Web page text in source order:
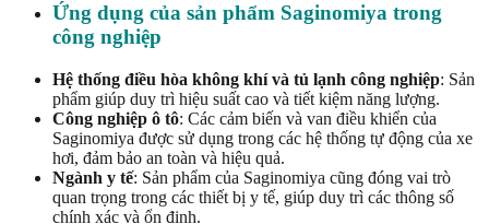
Ứng dụng của sản phẩm Saginomiya trong
công nghiệp
Hệ thống điều hòa không khí và tủ lạnh công nghiệp: Sản
phẩm giúp duy trì hiệu suất cao và tiết kiệm năng lượng.
Công nghiệp ô tô: Các cảm biến và van điều khiển của
Saginomiya được sử dụng trong các hệ thống tự động của xe
hơi, đảm bảo an toàn và hiệu quả.
Ngành y tế: Sản phẩm của Saginomiya cũng đóng vai trò
quan trọng trong các thiết bị y tế, giúp duy trì các thông số
chính xác và ổn định.